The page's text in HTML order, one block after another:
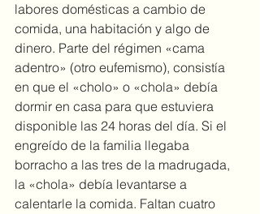
labores domésticas a cambio de
comida, una habitación y algo de
dinero. Parte del régimen «cama
adentro» (otro eufemismo), consistía
en que el «cholo» o «chola» debía
dormir en casa para que estuviera
disponible las 24 horas del día. Si el
engreído de la familia llegaba
borracho a las tres de la madrugada,
la «chola» debía levantarse a
calentarle la comida. Faltan cuatro